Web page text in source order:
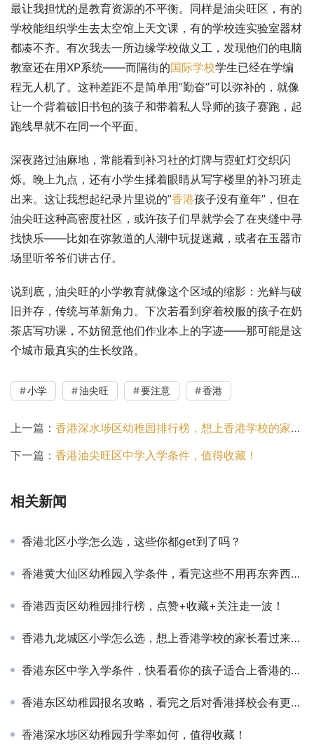
最让我担忧的是教育资源的不平衡。同样是油尖旺区，有的
学校能组织学生去太空馆上天文课，有的学校连实验室器材
都凑不齐。有次我去一所边缘学校做义工，发现他们的电脑
教室还在用XP系统——而隔街的国际学校学生已经在学编
程无人机了。这种差距不是简单用”勤奋”可以弥补的，就像
让一个背着破旧书包的孩子和带着私人导师的孩子赛跑，起
跑线早就不在同一个平面。
深夜路过油麻地，常能看到补习社的灯牌与霓虹灯交织闪
烁。晚上九点，还有小学生揉着眼睛从写字楼里的补习班走
出来。这让我想起纪录片里说的”香港孩子没有童年”，但在
油尖旺这种高密度社区，或许孩子们早就学会了在夹缝中寻
找快乐——比如在弥敦道的人潮中玩捉迷藏，或者在玉器市
场里听爷爷们讲古仔。
说到底，油尖旺的小学教育就像这个区域的缩影：光鲜与破
旧并存，传统与革新角力。下次若看到穿着校服的孩子在奶
茶店写功课，不妨留意他们作业本上的字迹——那可能是这
个城市最真实的生长纹路。
小学 油尖旺 要注意 香港
上一篇： 香港深水埗区幼稚园排行榜，想上香港学校的家长看过来吧！
下一篇： 香港油尖旺区中学入学条件，值得收藏！
相关新闻
香港北区小学怎么选，这些你都get到了吗？
香港黄大仙区幼稚园入学条件，看完这些不用再东奔西走查资料了
香港西贡区幼稚园排行榜，点赞+收藏+关注走一波！
香港九龙城区小学怎么选，想上香港学校的家长看过来吧！
香港东区中学入学条件，快看看你的孩子适合上香港的学校吗？
香港东区幼稚园报名攻略，看完之后对香港择校会有更全面的认知！
香港深水埗区幼稚园升学率如何，值得收藏！